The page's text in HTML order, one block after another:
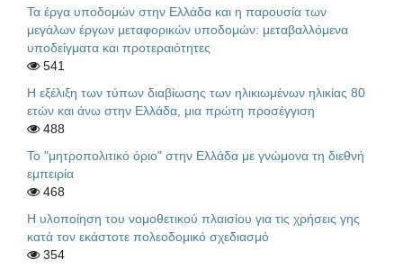
Τα έργα υποδομών στην Ελλάδα και η παρουσία των
μεγάλων έργων μεταφορικών υποδομών: μεταβαλλόμενα
υποδείγματα και προτεραιότητες
541
Η εξέλιξη των τύπων διαβίωσης των ηλικιωμένων ηλικίας 80
ετών και άνω στην Ελλάδα, μια πρώτη προσέγγιση
488
Το "μητροπολιτικό όριο" στην Ελλάδα με γνώμονα τη διεθνή
εμπειρία
468
Η υλοποίηση του νομοθετικού πλαισίου για τις χρήσεις γης
κατά τον εκάστοτε πολεοδομικό σχεδιασμό
354